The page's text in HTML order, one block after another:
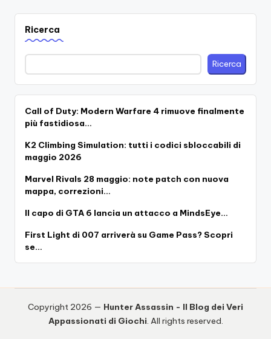
Ricerca
Ricerca
Call of Duty: Modern Warfare 4 rimuove finalmente
più fastidiosa…
K2 Climbing Simulation: tutti i codici sbloccabili di
maggio 2026
Marvel Rivals 28 maggio: note patch con nuova
mappa, correzioni…
Il capo di GTA 6 lancia un attacco a MindsEye…
First Light di 007 arriverà su Game Pass? Scopri
se…
Copyright 2026 — Hunter Assassin - Il Blog dei Veri
Appassionati di Giochi . All rights reserved.